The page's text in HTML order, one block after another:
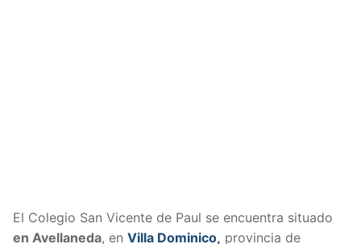
El Colegio San Vicente de Paul se encuentra situado
en Avellaneda, en Villa Dominico, provincia de